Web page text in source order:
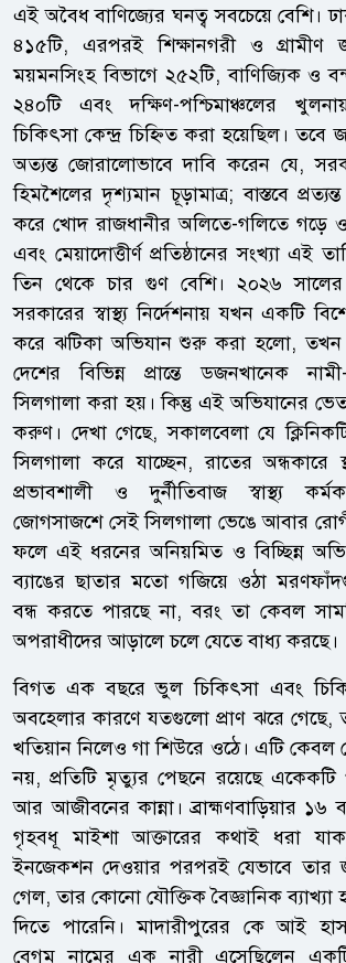
এই অবৈধ বাণিজ্যের ঘনত্ব সবচেয়ে বেশি।
৪১৫টি, এরপরই শিক্ষানগরী ও গ্রামীণ
ময়মনসিংহ বিভাগে ২৫২টি, বাণিজ্যিক ও
২৪০টি এবং দক্ষিণ-পশ্চিমাঞ্চলের
চিকিৎসা কেন্দ্র চিহ্নিত করা হয়েছিল। তবে
অত্যন্ত জোরালোভাবে দাবি করেন যে,
হিমশৈলের দৃশ্যমান চূড়ামাত্র; বাস্তবে
করে খোদ রাজধানীর অলিতে-গলিতে গড়ে
এবং মেয়াদোত্তীর্ণ প্রতিষ্ঠানের সংখ্যা এই
তিন থেকে চার গুণ বেশি। ২০২৬
সরকারের স্বাস্থ্য নির্দেশনায় যখন একটি
করে ঝটিকা অভিযান শুরু করা হলো, তখন
দেশের বিভিন্ন প্রান্তে ডজনখানেক নামী-
সিলগালা করা হয়। কিন্তু এই অভিযানের
করুণ। দেখা গেছে, সকালবেলা যে
সিলগালা করে যাচ্ছেন, রাতের অন্ধকারে
প্রভাবশালী ও দুর্নীতিবাজ স্বাস্থ্য
জোগসাজশে সেই সিলগালা ভেঙে আবার
ফলে এই ধরনের অনিয়মিত ও বিচ্ছিন্ন
ব্যাঙের ছাতার মতো গজিয়ে ওঠা
বন্ধ করতে পারছে না, বরং তা কেবল
অপরাধীদের আড়ালে চলে যেতে বাধ্য করছে।
বিগত এক বছরে ভুল চিকিৎসা এবং
অবহেলার কারণে যতগুলো প্রাণ ঝরে গেছে,
খতিয়ান নিলেও গা শিউরে ওঠে। এটি কেবল
নয়, প্রতিটি মৃত্যুর পেছনে রয়েছে একেকটি
আর আজীবনের কান্না। ব্রাহ্মণবাড়িয়ার ১৬
গৃহবধূ মাইশা আক্তারের কথাই ধরা
ইনজেকশন দেওয়ার পরপরই যেভাবে তার
গেল, তার কোনো যৌক্তিক বৈজ্ঞানিক ব্যাখ্যা
দিতে পারেনি। মাদারীপুরের কে আই
বেগম নামের এক নারী এসেছিলেন